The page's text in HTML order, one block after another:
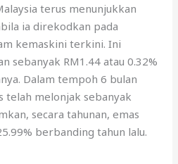
terus menunjukkan
ia direkodkan pada
kemaskini terkini. Ini
sebanyak RM1.44 atau 0.32%
Dalam tempoh 6 bulan
telah melonjak sebanyak
secara tahunan, emas
berbanding tahun lalu.